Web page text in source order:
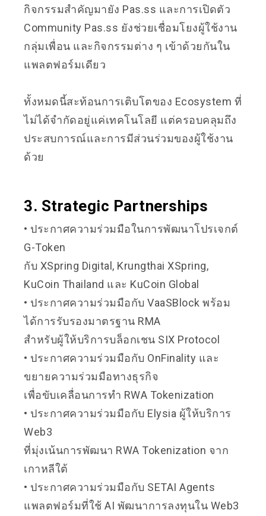
กิจกรรมสำคัญมายัง Pas.ss และการเปิดตัว
Community Pas.ss ยังช่วยเชื่อมโยงผู้ใช้งาน
กลุ่มเพื่อน และกิจกรรมต่าง ๆ เข้าด้วยกันใน
แพลตฟอร์มเดียว
ทั้งหมดนี้สะท้อนการเติบโตของ Ecosystem ที่
ไม่ได้จำกัดอยู่แค่เทคโนโลยี แต่ครอบคลุมถึง
ประสบการณ์และการมีส่วนร่วมของผู้ใช้งาน
ด้วย
3. Strategic Partnerships
• ประกาศความร่วมมือในการพัฒนาโปรเจกต์
G-Token
กับ XSpring Digital, Krungthai XSpring,
KuCoin Thailand และ KuCoin Global
• ประกาศความร่วมมือกับ VaaSBlock พร้อม
ได้การรับรองมาตรฐาน RMA
สำหรับผู้ให้บริการบล็อกเชน SIX Protocol
• ประกาศความร่วมมือกับ OnFinality และ
ขยายความร่วมมือทางธุรกิจ
เพื่อขับเคลื่อนการทำ RWA Tokenization
• ประกาศความร่วมมือกับ Elysia ผู้ให้บริการ
Web3
ที่มุ่งเน้นการพัฒนา RWA Tokenization จาก
เกาหลีใต้
• ประกาศความร่วมมือกับ SETAI Agents
แพลตฟอร์มที่ใช้ AI พัฒนาการลงทุนใน Web3